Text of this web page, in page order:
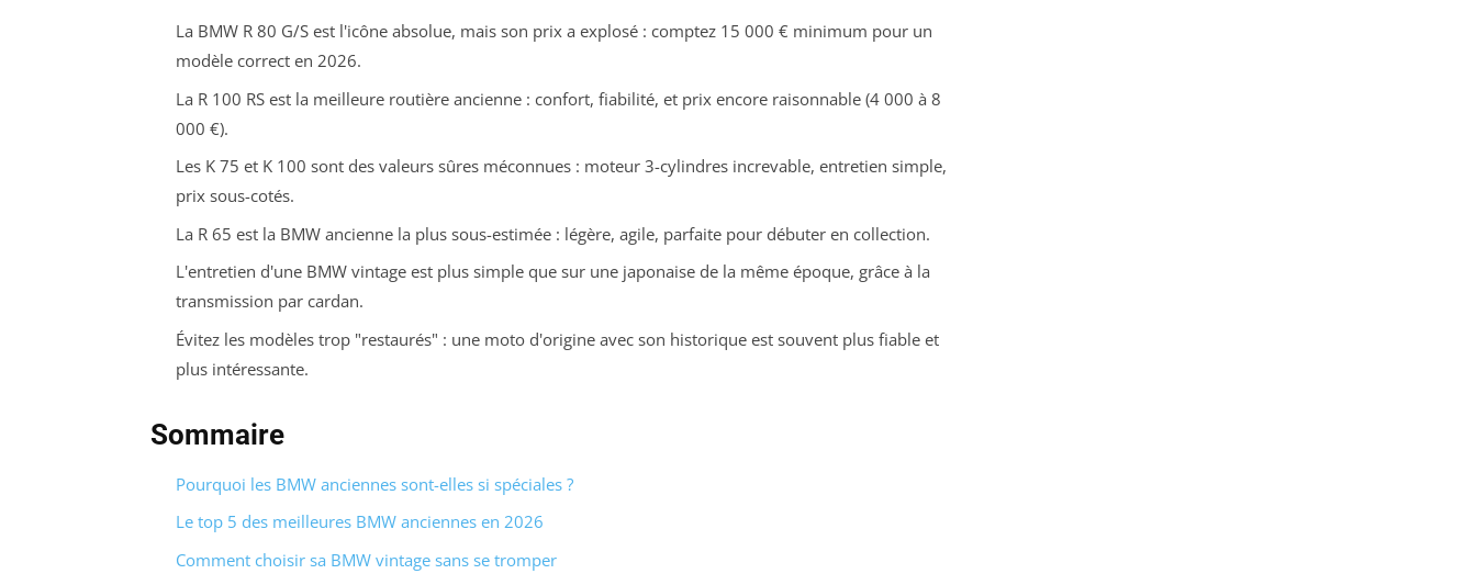
La BMW R 80 G/S est l'icône absolue, mais son prix a explosé : comptez 15 000 € minimum pour un
modèle correct en 2026.
La R 100 RS est la meilleure routière ancienne : confort, fiabilité, et prix encore raisonnable (4 000 à 8
000 €).
Les K 75 et K 100 sont des valeurs sûres méconnues : moteur 3-cylindres increvable, entretien simple,
prix sous-cotés.
La R 65 est la BMW ancienne la plus sous-estimée : légère, agile, parfaite pour débuter en collection.
L'entretien d'une BMW vintage est plus simple que sur une japonaise de la même époque, grâce à la
transmission par cardan.
Évitez les modèles trop "restaurés" : une moto d'origine avec son historique est souvent plus fiable et
plus intéressante.
Sommaire
Pourquoi les BMW anciennes sont-elles si spéciales ?
Le top 5 des meilleures BMW anciennes en 2026
Comment choisir sa BMW vintage sans se tromper